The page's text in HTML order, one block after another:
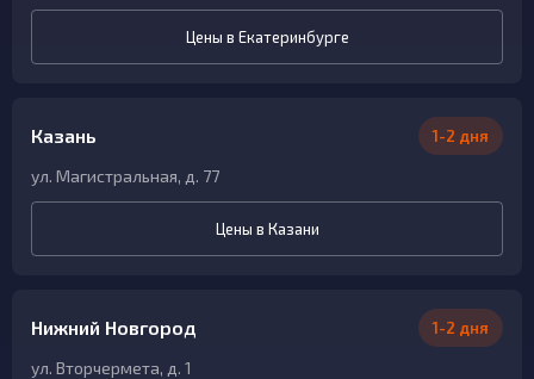
Цены в Екатеринбурге
Казань 1-2 дня
ул. Магистральная, д. 77
Цены в Казани
Нижний Новгород 1-2 дня
ул. Вторчермета, д. 1